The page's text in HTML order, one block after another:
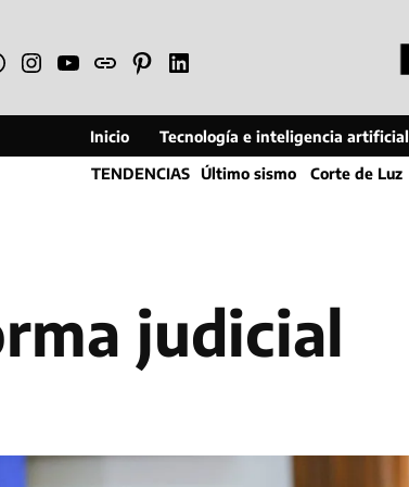
Instagram
YouTube
WebPinterestLinkedin
Inicio Tecnología e inteligencia artificial
TENDENCIAS Último sismo Corte de Luz
judicial